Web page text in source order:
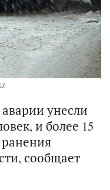
унесли
и более 15
сообщает